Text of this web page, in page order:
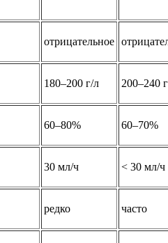
отрицательное
180–200 г/л 200–240
60–80% 60–70%
30 мл/ч < 30 мл/ч
редко часто